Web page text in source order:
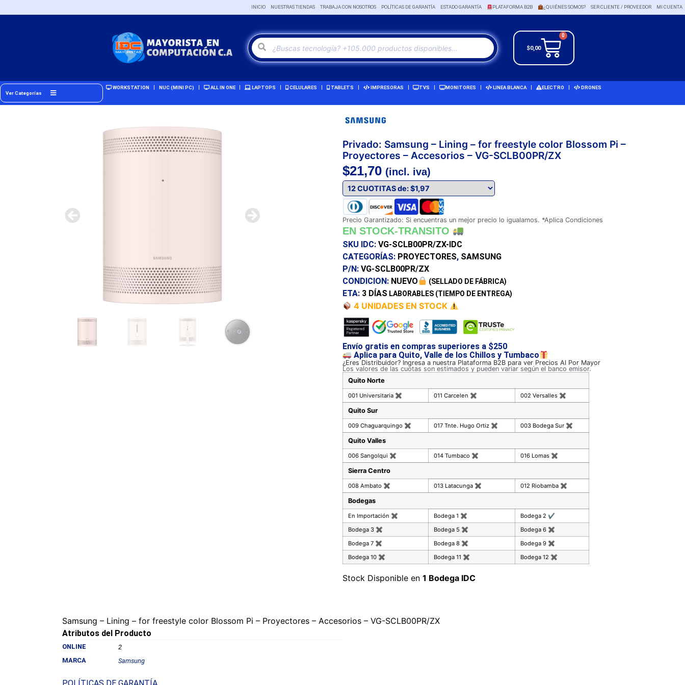
INICIO NUESTRAS TIENDAS TRABAJA CON NOSOTROS POLÍTICAS DE GARANTÍA ESTADO GARANTÍA PLATAFORMA B2B ¿QUIÉNES SOMOS? SER CLIENTE / PROVEEDOR MI CUENTA
$0,00
0
Ver Categorías
WORKSTATION NUC (MINI PC) ALL IN ONE LAPTOPS CELULARES TABLETS IMPRESORAS TVS MONITORES LINEA BLANCA ELECTRO DRONES
Privado: Samsung – Lining – for freestyle color Blossom Pi –
Proyectores – Accesorios – VG-SCLB00PR/ZX
$21,70 (incl. iva)
Precio Garantizado: Si encuentras un mejor precio lo igualamos. *Aplica Condiciones
EN STOCK-TRANSITO
SKU IDC: VG-SCLB00PR/ZX-IDC
CATEGORÍAS: PROYECTORES, SAMSUNG
P/N: VG-SCLB00PR/ZX
CONDICION: NUEVO (SELLADO DE FÁBRICA)
ETA: 3 DÍAS LABORABLES (TIEMPO DE ENTREGA)
4 UNIDADES EN STOCK
Envío gratis en compras superiores a $250
Aplica para Quito, Valle de los Chillos y Tumbaco
¿Eres Distribuidor? Ingresa a nuestra Plataforma B2B para ver Precios Al Por Mayor
Los valores de las cuotas son estimados y pueden variar según el banco emisor.
Quito Norte
001 Universitaria ✖ 011 Carcelen ✖ 002 Versalles ✖
Quito Sur
009 Chaguarquingo ✖ 017 Tnte. Hugo Ortiz ✖ 003 Bodega Sur ✖
Quito Valles
006 Sangolqui ✖ 014 Tumbaco ✖ 016 Lomas ✖
Sierra Centro
008 Ambato ✖ 013 Latacunga ✖ 012 Riobamba ✖
Bodegas
En Importación ✖ Bodega 1 ✖ Bodega 2 ✔
Bodega 3 ✖ Bodega 5 ✖ Bodega 6 ✖
Bodega 7 ✖ Bodega 8 ✖ Bodega 9 ✖
Bodega 10 ✖ Bodega 11 ✖ Bodega 12 ✖
Stock Disponible en 1 Bodega IDC
Samsung – Lining – for freestyle color Blossom Pi – Proyectores – Accesorios – VG-SCLB00PR/ZX
Atributos del Producto
ONLINE
2
MARCA
Samsung